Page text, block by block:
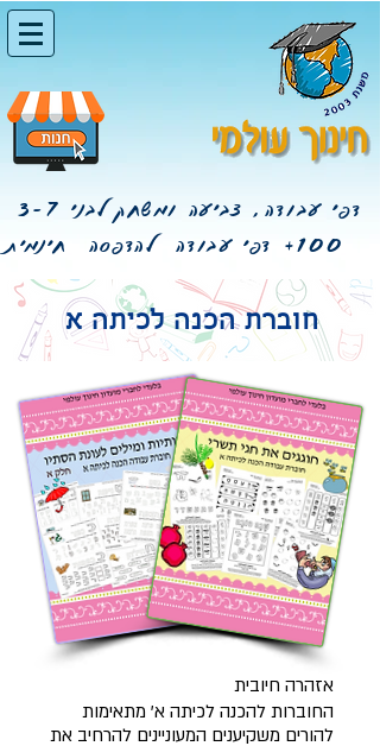
דפי עבודה, צביעה ומשחק לבני 3-7
דפי עבודה להדפסה חינמית
חוברת הכנה לכיתה א
אזהרה חיובית
החוברות להכנה לכיתה א' מתאימות
להורים משקיענים המעוניינים להרחיב את